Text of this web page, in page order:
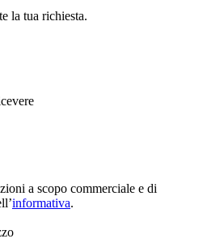
la tua richiesta.
a scopo commerciale e di
informativa.